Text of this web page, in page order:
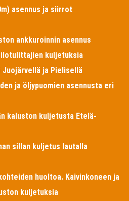
asennus ja siirrot
ankkuroinnin asennus
ilotulittajien kuljetuksia
Juojärvellä ja Pielisellä
ja öljypuomien asennusta eri
kaluston kuljetusta Etelä-
sillan kuljetus lautalla
huoltoa. Kaivinkoneen ja
kuljetuksia